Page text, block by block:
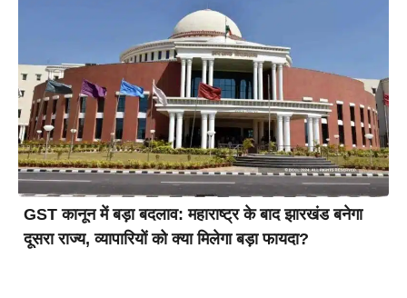
GST कानून में बड़ा बदलाव: महाराष्ट्र के बाद झारखंड बनेगा
दूसरा राज्य, व्यापारियों को क्या मिलेगा बड़ा फायदा?